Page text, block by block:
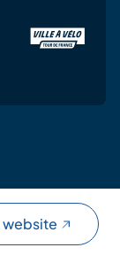
website
use GPDR